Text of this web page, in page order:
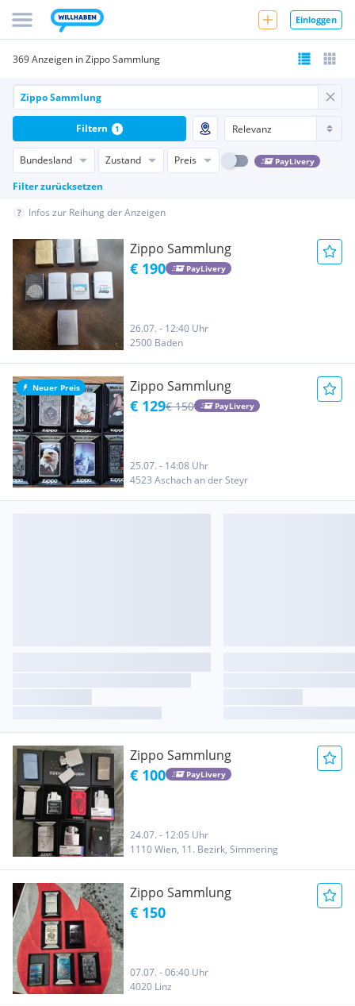
Einloggen
369 Anzeigen in Zippo Sammlung
Bundesland Zustand Preis PayLivery
Filter zurücksetzen
Filtern 1
Infos zur Reihung der Anzeigen
Zippo Sammlung
€ 190 PayLivery
26.07. - 12:40 Uhr
2500 Baden
Neuer Preis Zippo Sammlung
€ 129€ 150 PayLivery
25.07. - 14:08 Uhr
4523 Aschach an der Steyr
Zippo Sammlung
€ 100 PayLivery
24.07. - 12:05 Uhr
1110 Wien, 11. Bezirk, Simmering
Zippo Sammlung
€ 150
07.07. - 06:40 Uhr
4020 Linz